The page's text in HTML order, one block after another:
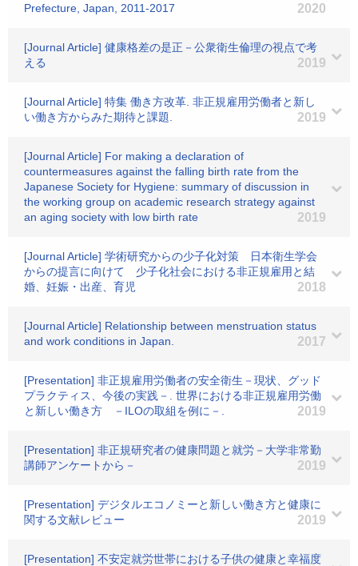
Prefecture, Japan, 2011-2017
2020
[Journal Article] 健康格差の是正－公衆衛生倫理の視点で考
える
2019
[Journal Article] 特集 働き方改革. 非正規雇用労働者と新し
い働き方からみた期待と課題.
2019
[Journal Article] For making a declaration of
countermeasures against the falling birth rate from the
Japanese Society for Hygiene: summary of discussion in
the working group on academic research strategy against
an aging society with low birth rate
2019
[Journal Article] 学術研究からの少子化対策 日本衛生学会
からの提言に向けて 少子化社会における非正規雇用と結
婚、妊娠・出産、育児
2018
[Journal Article] Relationship between menstruation status
and work conditions in Japan.
2017
[Presentation] 非正規雇用労働者の安全衛生－現状、グッド
プラクティス、今後の実践－. 世界における非正規雇用労働
と新しい働き方 －ILOの取組を例に－.
2019
[Presentation] 非正規研究者の健康問題と就労－大学非常勤
講師アンケートから－
2019
[Presentation] デジタルエコノミーと新しい働き方と健康に
関する文献レビュー
2019
[Presentation] 不安定就労世帯における子供の健康と幸福度